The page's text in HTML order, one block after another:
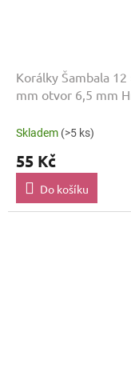
Korálky Šambala 12
mm otvor 6,5 mm
Skladem (>5 ks)
55 Kč
Do košíku